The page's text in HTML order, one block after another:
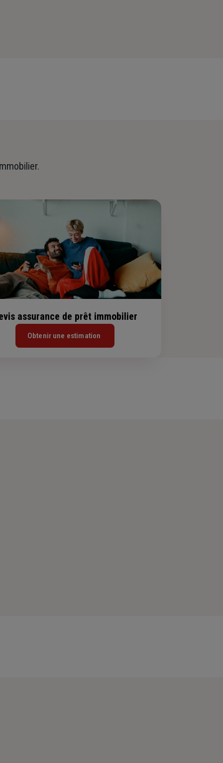
assurance de prêt immobilier
Obtenir une estimation